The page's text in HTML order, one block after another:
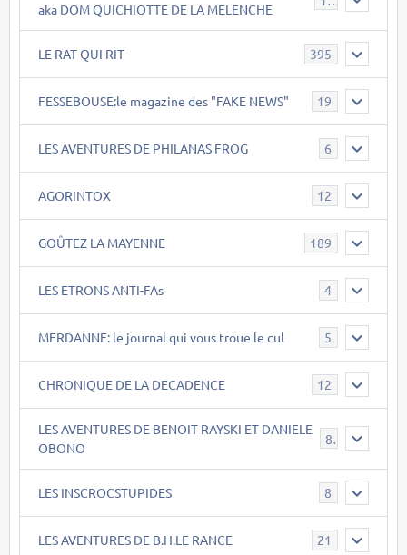
aka DOM QUICHIOTTE DE LA MELENCHE
LE RAT QUI RIT 395
FESSEBOUSE:le magazine des "FAKE NEWS" 19
LES AVENTURES DE PHILANAS FROG 6
AGORINTOX 12
GOÛTEZ LA MAYENNE 189
LES ETRONS ANTI-FAs 4
MERDANNE: le journal qui vous troue le cul 5
CHRONIQUE DE LA DECADENCE 12
LES AVENTURES DE BENOIT RAYSKI ET DANIELE
OBONO
8
LES INSCROCSTUPIDES 8
LES AVENTURES DE B.H.LE RANCE 21